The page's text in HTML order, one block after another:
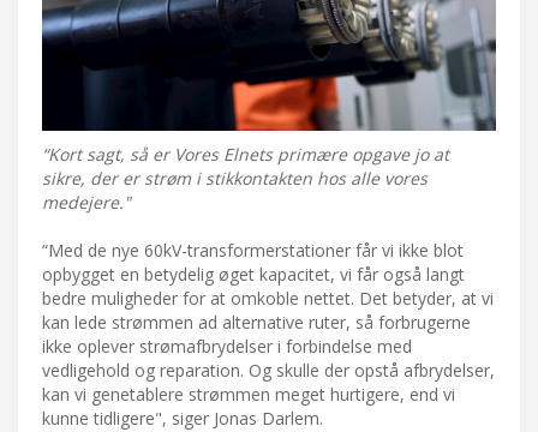
“Kort sagt, så er Vores Elnets primære opgave jo at
sikre, der er strøm i stikkontakten hos alle vores
medejere."
“Med de nye 60kV-transformerstationer får vi ikke blot
opbygget en betydelig øget kapacitet, vi får også langt
bedre muligheder for at omkoble nettet. Det betyder, at vi
kan lede strømmen ad alternative ruter, så forbrugerne
ikke oplever strømafbrydelser i forbindelse med
vedligehold og reparation. Og skulle der opstå afbrydelser,
kan vi genetablere strømmen meget hurtigere, end vi
kunne tidligere", siger Jonas Darlem.